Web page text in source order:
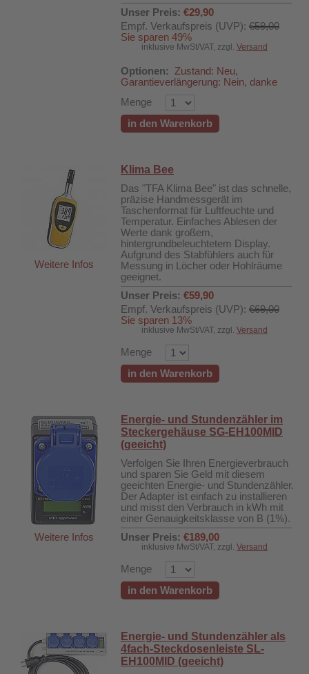
Unser Preis: €29,90
Empf. Verkaufspreis (UVP): €59,00
Sie sparen 49%
inklusive MwSt/VAT, zzgl. Versand
Optionen:
Zustand: Neu,
Garantieverlängerung: Nein, danke
Menge
in den Warenkorb
Weitere Infos
Klima Bee
Das "TFA Klima Bee" ist das schnelle,
präzise Handmessgerät im
Taschenformat für Luftfeuchte und
Temperatur. Einfaches Ablesen der
Werte dank großem,
hintergrundbeleuchtetem Display.
Aufgrund des Stabfühlers auch für
Messung in Löcher oder Hohlräume
geeignet.
Unser Preis: €59,90
Empf. Verkaufspreis (UVP): €69,00
Sie sparen 13%
inklusive MwSt/VAT, zzgl. Versand
Menge
in den Warenkorb
Weitere Infos
Energie- und Stundenzähler im
Steckergehäuse SG-EH100MID
(geeicht)
Verfolgen Sie Ihren Energieverbrauch
und sparen Sie Geld mit diesem
geeichten Energie- und Stundenzähler.
Der Adapter ist einfach zu installieren
und misst den Verbrauch in kWh mit
einer Genauigkeitsklasse von B (1%).
Unser Preis: €189,00
inklusive MwSt/VAT, zzgl. Versand
Menge
in den Warenkorb
Energie- und Stundenzähler als
4fach-Steckdosenleiste SL-
EH100MID (geeicht)